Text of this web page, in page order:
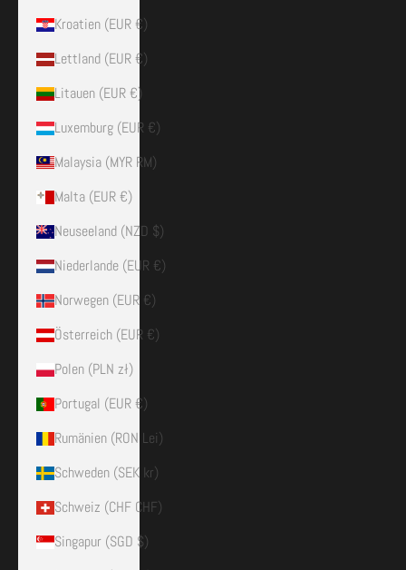
Kroatien (EUR €)
Lettland (EUR €)
Litauen (EUR €)
Luxemburg (EUR €)
Malaysia (MYR RM)
Malta (EUR €)
Neuseeland (NZD $)
Niederlande (EUR €)
Norwegen (EUR €)
Österreich (EUR €)
Polen (PLN zł)
Portugal (EUR €)
Rumänien (RON Lei)
Schweden (SEK kr)
Schweiz (CHF CHF)
Singapur (SGD $)